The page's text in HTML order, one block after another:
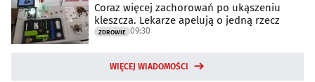
Coraz więcej zachorowań po ukąszeniu
kleszcza. Lekarze apelują o jedną rzecz
ZDROWIE 09:30
WIĘCEJ WIADOMOŚCI